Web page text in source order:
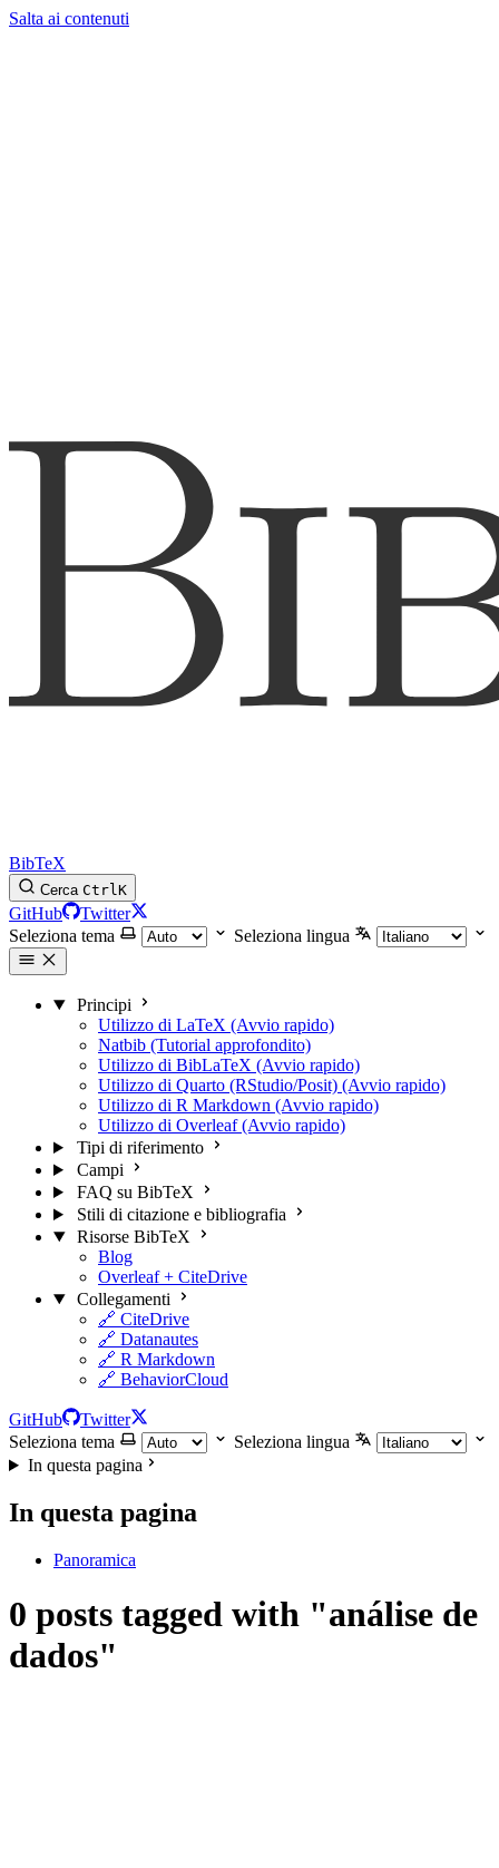
Salta ai contenuti
BibTeX
Cerca CtrlK
GitHub
Twitter
Seleziona tema
Seleziona lingua
Principi
Utilizzo di LaTeX (Avvio rapido)
Natbib (Tutorial approfondito)
Utilizzo di BibLaTeX (Avvio rapido)
Utilizzo di Quarto (RStudio/Posit) (Avvio rapido)
Utilizzo di R Markdown (Avvio rapido)
Utilizzo di Overleaf (Avvio rapido)
Tipi di riferimento
Campi
FAQ su BibTeX
Stili di citazione e bibliografia
Risorse BibTeX
Blog
Overleaf + CiteDrive
Collegamenti
🔗 CiteDrive
🔗 Datanautes
🔗 R Markdown
🔗 BehaviorCloud
GitHub
Twitter
Seleziona tema
Seleziona lingua
In questa pagina
In questa pagina
Panoramica
0 posts tagged with "análise de
dados"